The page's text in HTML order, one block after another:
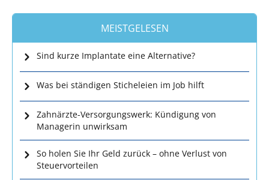
MEISTGELESEN
Sind kurze Implantate eine Alternative?
Was bei ständigen Sticheleien im Job hilft
Zahnärzte-Versorgungswerk: Kündigung von
Managerin unwirksam
So holen Sie Ihr Geld zurück – ohne Verlust von
Steuervorteilen